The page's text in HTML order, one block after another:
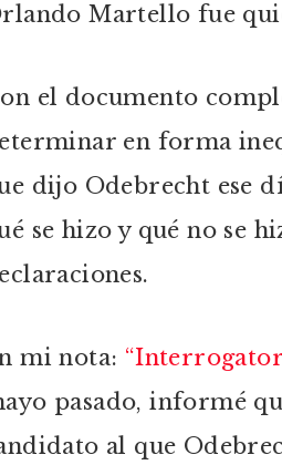
Martello fue
el documento
en forma
dijo Odebrecht ese
se hizo y qué no se
mi nota:
pasado, informé
al que